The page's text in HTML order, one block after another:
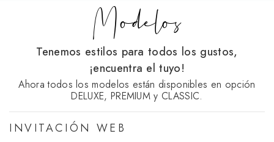
Modelos
Tenemos estilos para todos los gustos,
¡encuentra el tuyo!
Ahora todos los modelos están disponibles en opción
DELUXE, PREMIUM y CLASSIC.
INVITACIÓN WEB